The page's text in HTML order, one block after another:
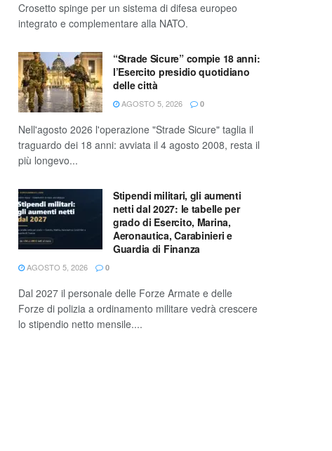
Crosetto spinge per un sistema di difesa europeo
integrato e complementare alla NATO.
“Strade Sicure” compie 18 anni:
l’Esercito presidio quotidiano
delle città
AGOSTO 5, 2026 0
Nell'agosto 2026 l'operazione "Strade Sicure" taglia il
traguardo dei 18 anni: avviata il 4 agosto 2008, resta il
più longevo...
Stipendi militari, gli aumenti
netti dal 2027: le tabelle per
grado di Esercito, Marina,
Aeronautica, Carabinieri e
Guardia di Finanza
AGOSTO 5, 2026 0
Dal 2027 il personale delle Forze Armate e delle
Forze di polizia a ordinamento militare vedrà crescere
lo stipendio netto mensile....